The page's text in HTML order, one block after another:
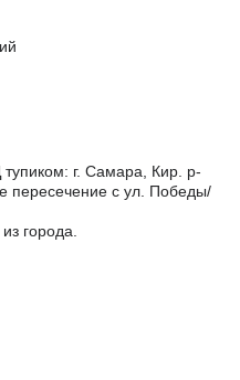
г. Самара, Кир. р-
пересечение с ул. Победы/
города.